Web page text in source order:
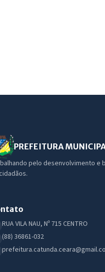
PREFEITURA
pelo desenvolvimento e
RUA VILA NAU, Nº 715 CENTRO
(88) 36861-032